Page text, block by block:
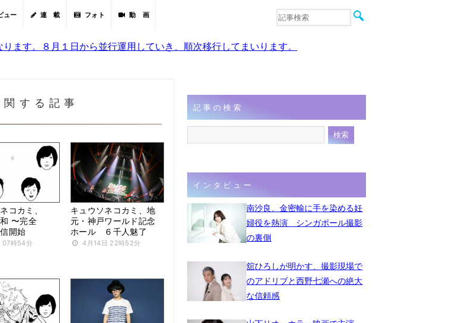
ュー 連 載 フォト 動 画
音楽
ます。８月１日から並行運用していき、順次移行してまいります。
する記事
コカミ、
和 〜完全
開始
07時54分
キュウソネコカミ、地
元・神戸ワールド記念
ホール ６千人魅了
4月14日 22時52分
記事の検索
インタビュー
南沙良、金密輸に手を染める妊
婦役を熱演 シンガポール撮影
の裏側
舘ひろしが明かす、撮影現場で
のアドリブと西野七瀬への絶大
な信頼感